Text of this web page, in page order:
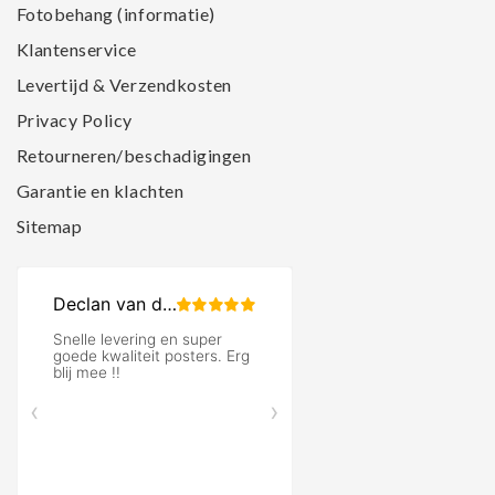
Fotobehang (informatie)
Klantenservice
Levertijd & Verzendkosten
Privacy Policy
Retourneren/beschadigingen
Garantie en klachten
Sitemap